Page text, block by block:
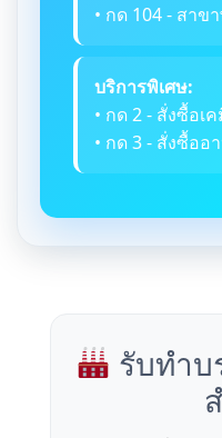
• กด 104 - สาข
บริการพิเศษ:
• กด 2 - สั่งซื้อเ
• กด 3 - สั่งซื้ออ
รับทำ